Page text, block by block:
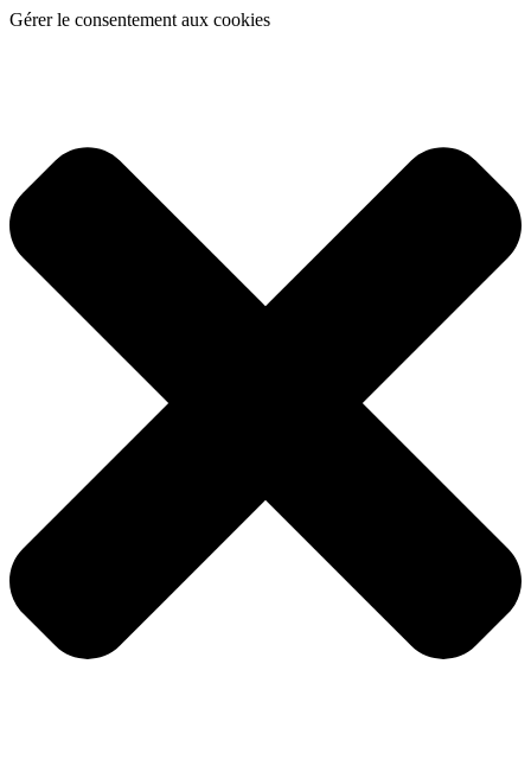
Gérer le consentement aux cookies